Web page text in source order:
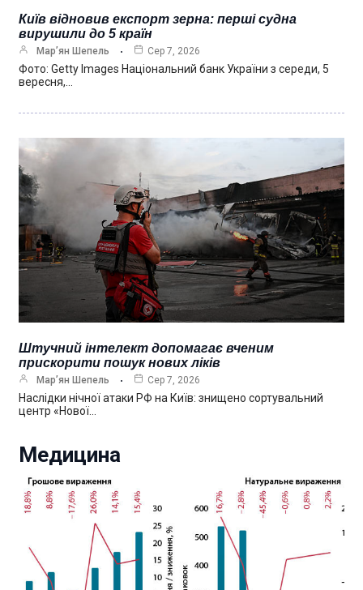
Київ відновив експорт зерна: перші судна
вирушили до 5 країн
Мар’ян Шепель Сер 7, 2026
Фото: Getty Images Національний банк України з середи, 5
вересня,…
Штучний інтелект допомагає вченим
прискорити пошук нових ліків
Мар’ян Шепель Сер 7, 2026
Наслідки нічної атаки РФ на Київ: знищено сортувальний
центр «Нової…
Медицина